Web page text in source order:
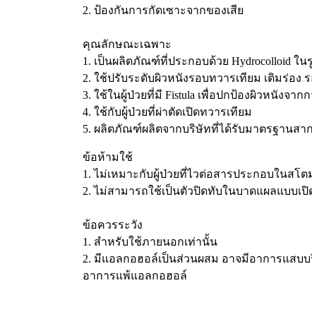
2. ป้องกันการกัดเซาะจากของเสีย
คุณลักษณะเฉพาะ
1. เป็นผลิตภัณฑ์ที่ประกอบด้วย Hydrocolloid ใ
2. ใช้ปรับระดับผิวหนังรอบทวารเทียม เติมร่อง
3. ใช้ในผู้ป่วยที่มี Fistula เพื่อปกป้องผิวหนังจาก
4. ใช้กับผู้ป่วยที่ผ่าตัดเปิดทวารเทียม
5. ผลิตภัณฑ์ผลิตจากบริษัทที่ได้รับมาตรฐานสา
ข้อห้ามใช้
1. ไม่เหมาะกับผู้ป่วยที่ไวต่อสารประกอบในสโ
2. ไม่สามารถใช้เป็นตัวปิดทับในบาดแผลแบบเปิ
ข้อควรระวัง
1. สำหรับใช้ภายนอกเท่านั้น
2. มีแอลกอฮอล์เป็นส่วนผสม อาจมีอาการแส
อาการแพ้แอลกอฮอล์